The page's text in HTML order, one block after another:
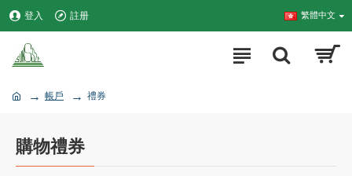
登入 註册 繁體中文
帳戶 禮券
購物禮券